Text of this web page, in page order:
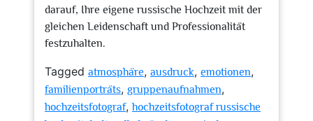
darauf, Ihre eigene russische Hochzeit mit der
gleichen Leidenschaft und Professionalität
festzuhalten.
Tagged atmosphäre, ausdruck, emotionen,
familienporträts, gruppenaufnahmen,
hochzeitsfotograf,hochzeitsfotograf russische